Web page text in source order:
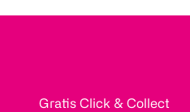
Gratis Click & Collect